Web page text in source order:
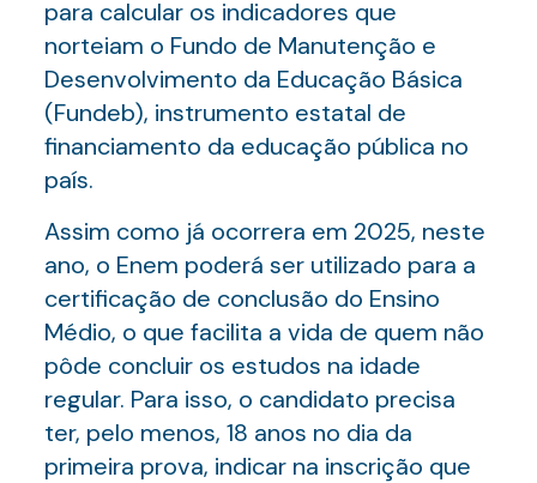
para calcular os indicadores que
norteiam o Fundo de Manutenção e
Desenvolvimento da Educação Básica
(Fundeb), instrumento estatal de
financiamento da educação pública no
país.
Assim como já ocorrera em 2025, neste
ano, o Enem poderá ser utilizado para a
certificação de conclusão do Ensino
Médio, o que facilita a vida de quem não
pôde concluir os estudos na idade
regular. Para isso, o candidato precisa
ter, pelo menos, 18 anos no dia da
primeira prova, indicar na inscrição que